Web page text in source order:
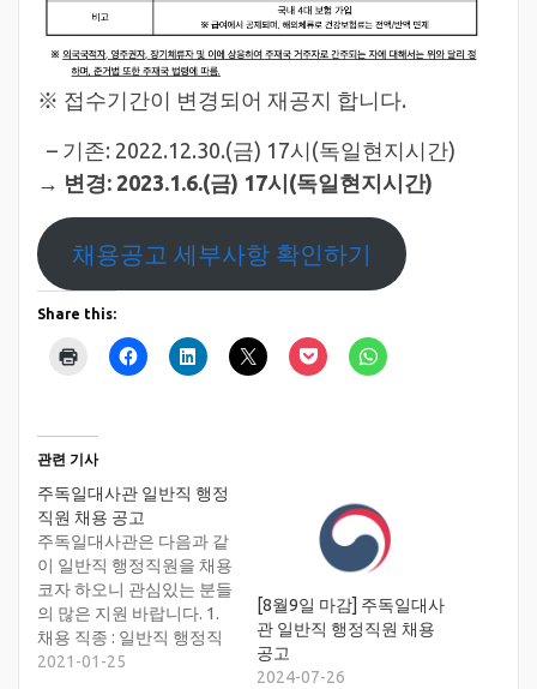
※ 접수기간이 변경되어 재공지 합니다.
– 기존: 2022.12.30.(금) 17시(독일현지시간)
→ 변경: 2023.1.6.(금) 17시(독일현지시간)
채용공고 세부사항 확인하기
Share this:
관련 기사
주독일대사관 일반직 행정
직원 채용 공고
주독일대사관은 다음과 같
이 일반직 행정직원을 채용
코자 하오니 관심있는 분들
의 많은 지원 바랍니다. 1.
채용 직종 : 일반직 행정직
원 -직무내용 정무 업무 보
2021-01-25
[8월9일 마감] 주독일대사
관 일반직 행정직원 채용
공고
2024-07-26